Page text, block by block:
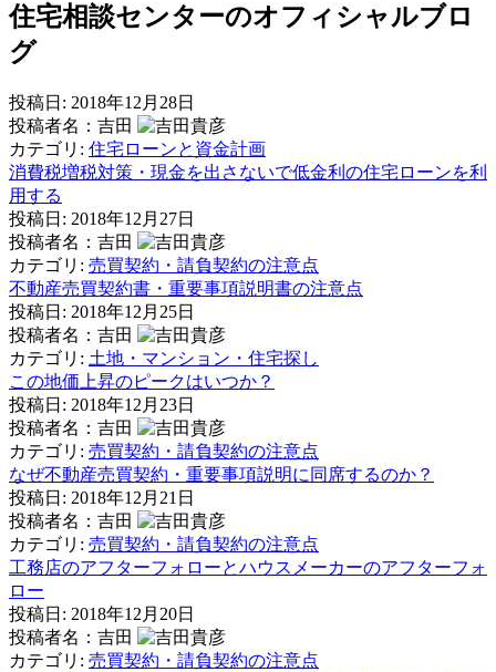
住宅相談センターのオフィシャルブロ
グ
投稿日: 2018年12月28日
投稿者名：吉田
カテゴリ: 住宅ローンと資金計画
消費税増税対策・現金を出さないで低金利の住宅ローンを利
用する
投稿日: 2018年12月27日
投稿者名：吉田
カテゴリ: 売買契約・請負契約の注意点
不動産売買契約書・重要事項説明書の注意点
投稿日: 2018年12月25日
投稿者名：吉田
カテゴリ: 土地・マンション・住宅探し
この地価上昇のピークはいつか？
投稿日: 2018年12月23日
投稿者名：吉田
カテゴリ: 売買契約・請負契約の注意点
なぜ不動産売買契約・重要事項説明に同席するのか？
投稿日: 2018年12月21日
投稿者名：吉田
カテゴリ: 売買契約・請負契約の注意点
工務店のアフターフォローとハウスメーカーのアフターフォ
ロー
投稿日: 2018年12月20日
投稿者名：吉田
カテゴリ: 売買契約・請負契約の注意点